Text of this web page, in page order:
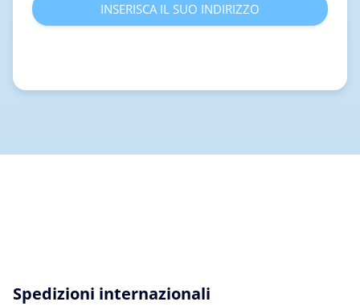
INSERISCA IL SUO INDIRIZZO
Spedizioni internazionali